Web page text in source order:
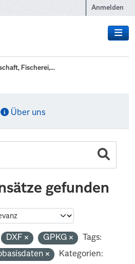
Anmelden
Fischerei,...
Über uns
gefunden
DXF GPKG
Tags:
Kategorien: